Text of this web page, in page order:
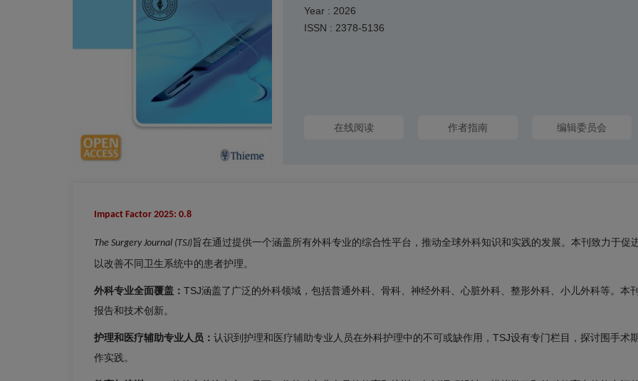
Year : 2026
ISSN : 2378-5136
在线阅读 作者指南 编辑委员会
Impact Factor 2025: 0.8
The Surgery Journal (TSJ)旨在通过提供一个涵盖所有外科专业的综合性平台，推动全球外科知识和实践的发展。本刊致力于
以改善不同卫生系统中的患者护理。
外科专业全面覆盖： TSJ涵盖了广泛的外科领域，包括普通外科、骨科、神经外科、心脏外科、整形外科、小儿外科等。本
报告和技术创新。
护理和医疗辅助专业人员： 认识到护理和医疗辅助专业人员在外科护理中的不可或缺作用，TSJ设有专门栏目，探讨围手术
作实践。